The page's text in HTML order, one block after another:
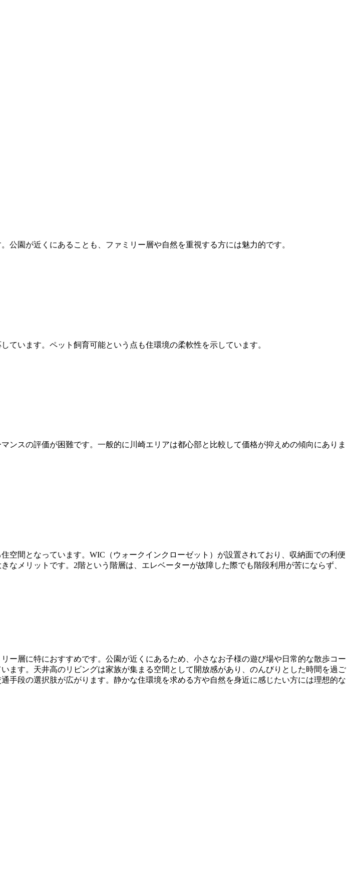
園が近くにあることも、ファミリー層や自然を重視する方には魅力的です。
います。ペット飼育可能という点も住環境の柔軟性を示しています。
スの評価が困難です。一般的に川崎エリアは都心部と比較して価格が抑えめの傾向にありま
空間となっています。WIC（ウォークインクローゼット）が設置されており、収納面での利便
メリットです。2階という階層は、エレベーターが故障した際でも階段利用が苦にならず、
ー層に特におすすめです。公園が近くにあるため、小さなお子様の遊び場や日常的な散歩コー
ます。天井高のリビングは家族が集まる空間として開放感があり、のんびりとした時間を過ご
段の選択肢が広がります。静かな住環境を求める方や自然を身近に感じたい方には理想的な